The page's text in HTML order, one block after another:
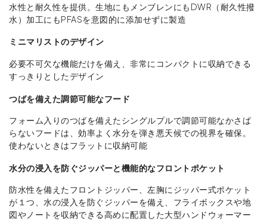
水性と耐久性を提供。生地にもメンブレンにもDWR（耐久性撥
水）加工にもPFASを意図的に添加せずに製造
ミニマリストのデザイン
必要不可欠な機能だけを備え、非常にコンパクトに収納できる
すっきりとしたデザイン
つばを備えた調節可能なフード
フォーム入りのつばを備えたシングルプルで調節可能なかさば
らないフードは、効率よく水分を弾き悪天候での視界を確保。
使わないときはフラットに収納可能
水分の浸入を防ぐジッパーと機能的なフロントポケット
防水性を備えたフロントジッパー、左胸にジッパー式ポケット
が１つ、水の浸入を防ぐジッパーを備え、フライボックスや地
図やノートを収納できる高めに配置した大型ハンドウォーマー